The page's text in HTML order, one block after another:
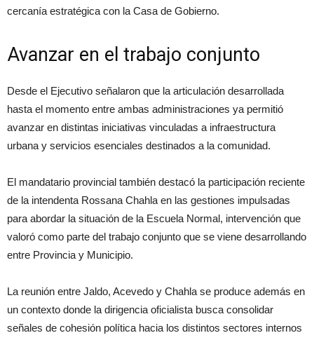
cercanía estratégica con la Casa de Gobierno.
Avanzar en el trabajo conjunto
Desde el Ejecutivo señalaron que la articulación desarrollada
hasta el momento entre ambas administraciones ya permitió
avanzar en distintas iniciativas vinculadas a infraestructura
urbana y servicios esenciales destinados a la comunidad.
El mandatario provincial también destacó la participación reciente
de la intendenta Rossana Chahla en las gestiones impulsadas
para abordar la situación de la Escuela Normal, intervención que
valoró como parte del trabajo conjunto que se viene desarrollando
entre Provincia y Municipio.
La reunión entre Jaldo, Acevedo y Chahla se produce además en
un contexto donde la dirigencia oficialista busca consolidar
señales de cohesión política hacia los distintos sectores internos